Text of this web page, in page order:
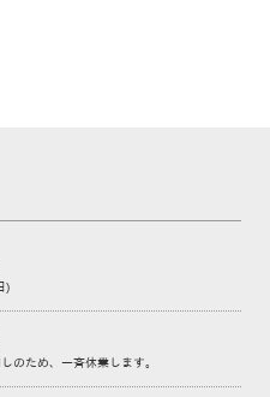
)
のため、一斉休業します。